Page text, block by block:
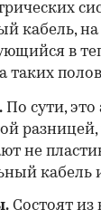
кабель,
в
таких
По сути,
разницей,
не
кабель
Состоят